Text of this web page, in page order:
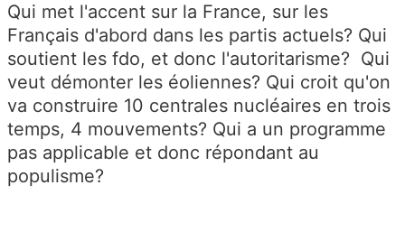
Qui met l'accent sur la France, sur les
Français d'abord dans les partis actuels? Qui
soutient les fdo, et donc l'autoritarisme? Qui
veut démonter les éoliennes? Qui croit qu'on
va construire 10 centrales nucléaires en trois
temps, 4 mouvements? Qui a un programme
pas applicable et donc répondant au
populisme?